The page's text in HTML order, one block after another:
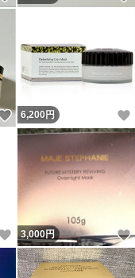
いいね！
6,200 円
いいね！
3,000円